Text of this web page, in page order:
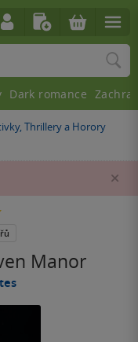
Thrillery a Horory
Manor
Dark romance